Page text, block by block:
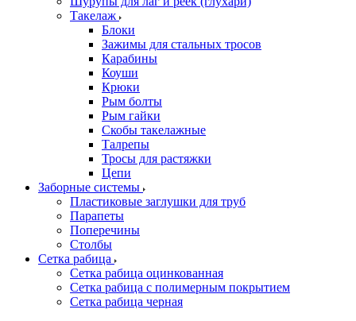
Такелаж
Блоки
Зажимы для стальных тросов
Карабины
Коуши
Крюки
Рым болты
Рым гайки
Скобы такелажные
Талрепы
Тросы для растяжки
Цепи
Заборные системы
Пластиковые заглушки для труб
Парапеты
Поперечины
Столбы
Сетка рабица
Сетка рабица оцинкованная
Сетка рабица с полимерным покрытием
Сетка рабица черная